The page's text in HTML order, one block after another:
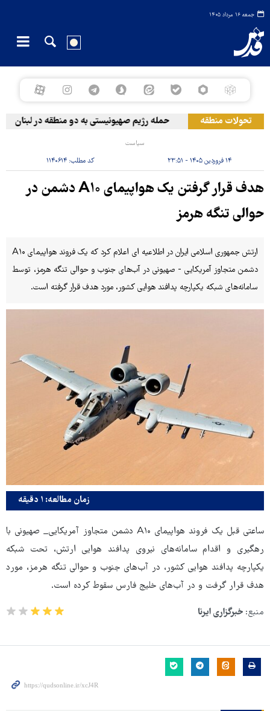
جمعه ۱۶ مرداد ۱۴۰۵
تحولات منطقه حمله رژیم صهیونیستی به دو منطقه در لبنان
سیاست
۱۴ فروردین ۱۴۰۵ - ۲۳:۵۱ کد مطلب: ۱۱۴۰۶۱۴
هدف قرار گرفتن یک هواپیمای A۱۰ دشمن در
حوالی تنگه هرمز
ارتش جمهوری اسلامی ایران در اطلاعیه ای اعلام کرد که یک فروند هواپیمای A۱۰
دشمن متجاوز آمریکایی - صهیونی در آب‌های جنوب و حوالی تنگه هرمز، توسط
سامانه‌های شبکه یکپارچه پدافند هوایی کشور، مورد هدف قرار گرفته است.
زمان مطالعه: ۱ دقیقه
ساعتی قبل یک فروند هواپیمای A۱۰ دشمن متجاوز آمریکایی_ صهیونی با
رهگیری و اقدام سامانه‌های نیروی پدافند هوایی ارتش، تحت شبکه
یکپارچه پدافند هوایی کشور، در آب‌های جنوب و حوالی تنگه هرمز، مورد
هدف قرار گرفت و در آب‌های خلیج فارس سقوط کرده است.
منبع: خبرگزاری ایرنا